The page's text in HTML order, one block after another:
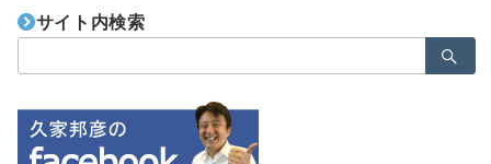
サイト内検索
索：